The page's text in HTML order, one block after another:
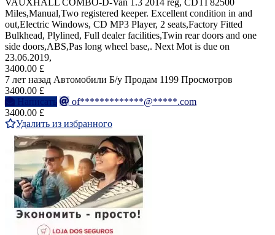
VAUXHALL COMBO-D-Van 1.3 2014 reg, CDTI 82500
Miles,Manual,Two registered keeper. Excellent condition in and
out,Electric Windows, CD MP3 Player, 2 seats,Factory Fitted
Bulkhead, Plylined, Full dealer facilities,Twin rear doors and one
side doors,ABS,Pas long wheel base,. Next Mot is due on
23.06.2019,
3400.00 £
7 лет назад Автомобили Б/у Продам 1199 Просмотров
3400.00 £
Написать
of*************@*****.com
3400.00 £
Удалить из избранного